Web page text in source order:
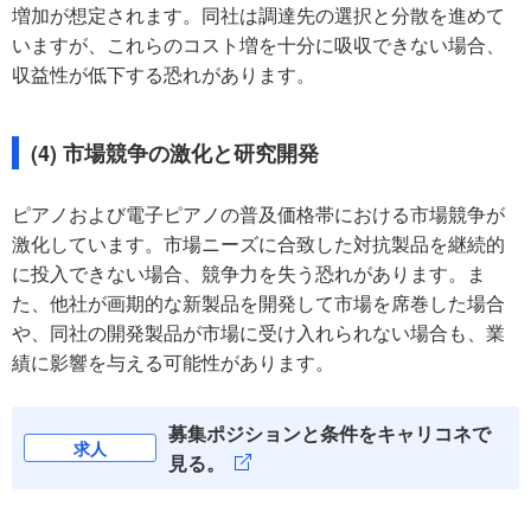
増加が想定されます。同社は調達先の選択と分散を進めて
いますが、これらのコスト増を十分に吸収できない場合、
収益性が低下する恐れがあります。
(4) 市場競争の激化と研究開発
ピアノおよび電子ピアノの普及価格帯における市場競争が
激化しています。市場ニーズに合致した対抗製品を継続的
に投入できない場合、競争力を失う恐れがあります。ま
た、他社が画期的な新製品を開発して市場を席巻した場合
や、同社の開発製品が市場に受け入れられない場合も、業
績に影響を与える可能性があります。
求人
募集ポジションと条件をキャリコネで
見る。